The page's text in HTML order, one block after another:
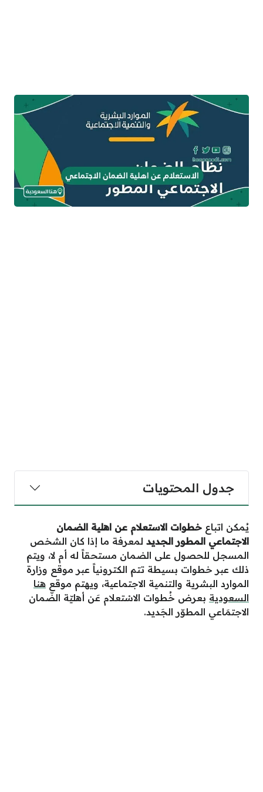
جدول المحتويات
يُمكن اتباع خطوات الاستعلام عن اهلية الضمان
الاجتماعي المطور الجديد لمعرفة ما إذا كان الشخص
المسجل للحصول على الضمان مستحقاً له أم لا، ويتم
ذلك عبر خطوات بسيطة تتم الكترونياً عبر موقع وزارة
الموارد البشرية والتنمية الاجتماعية، ويهتم موقع هنا
السعودية بعرض خُطوات الاسْتعلام عَن أهليّة الضّمان
الاجتمَاعي المطوّر الجَديد.